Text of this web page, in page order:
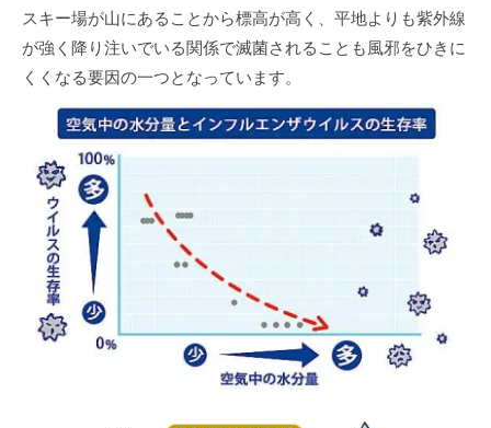
スキー場が山にあることから標高が高く、平地よりも紫外線
が強く降り注いでいる関係で滅菌されることも風邪をひきに
くくなる要因の一つとなっています。